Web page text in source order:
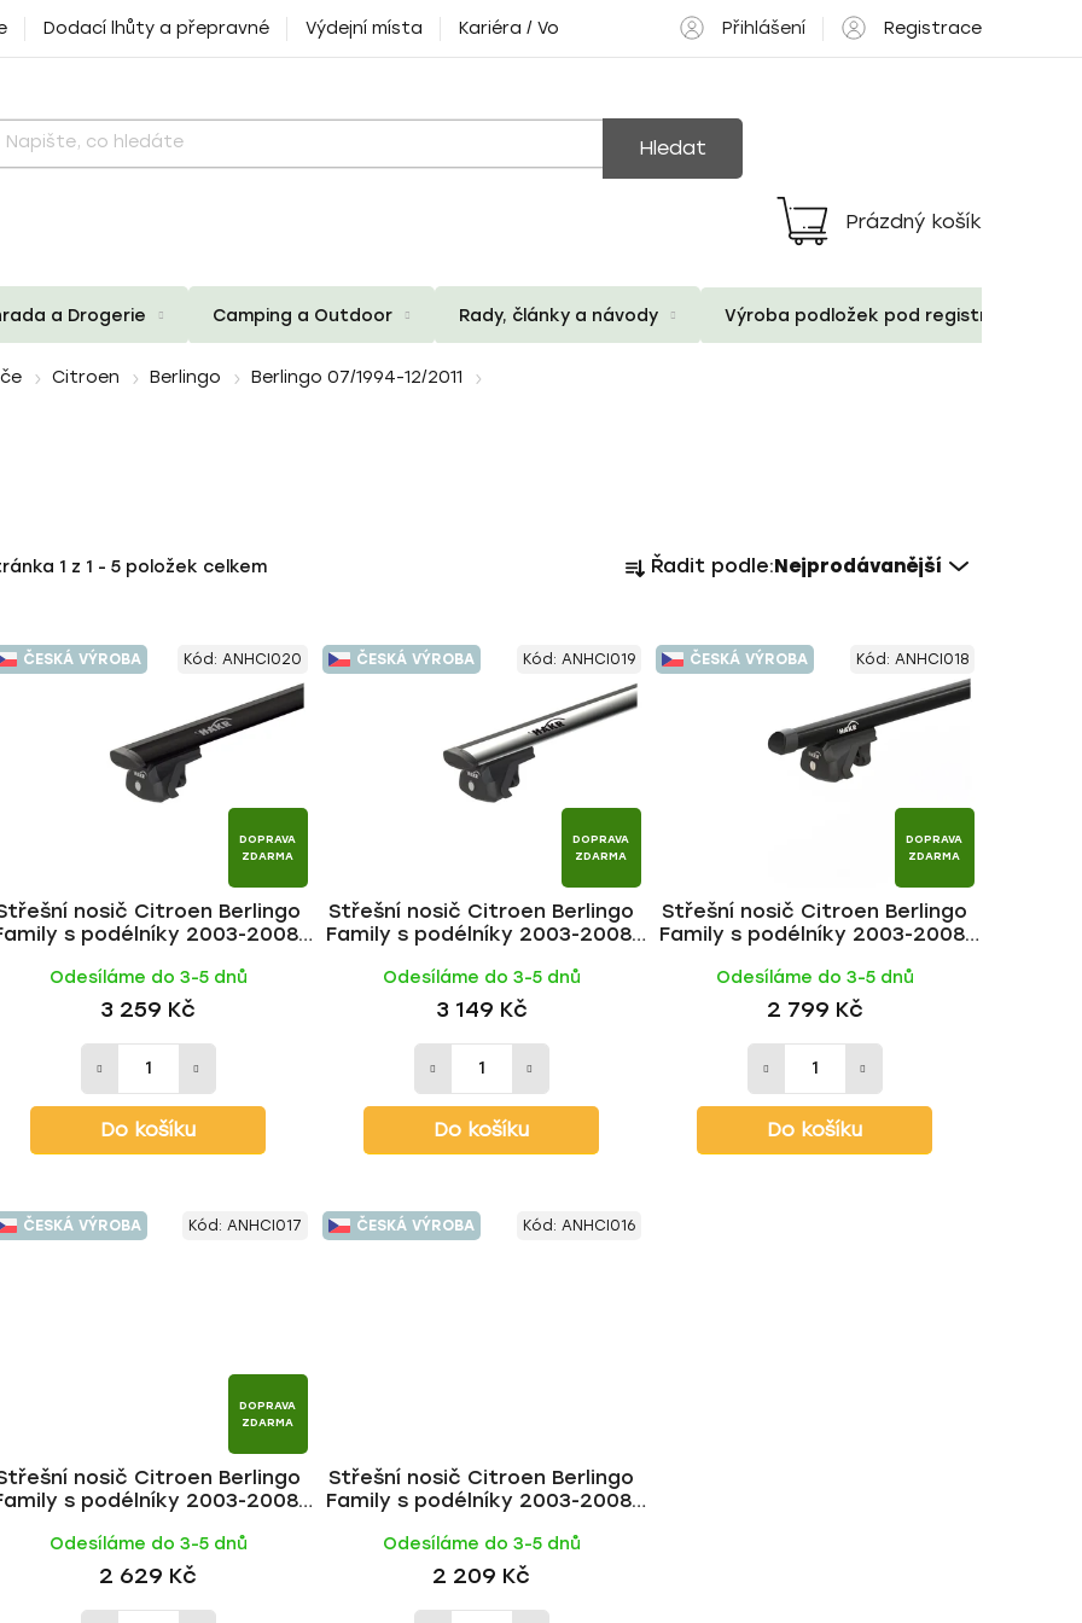
Dodací lhůty a přepravné Výdejní místa Kariéra / Volné pozice Přihlášení Registrace
Hledat
Nákupní
košík
Prázdný košík
a Drogerie Camping a Outdoor Rady, články a návody Výroba podložek pod registrační
Citroen Berlingo
Berlingo 07/1994-12/2011
1 z 1 - 5 položek celkem
a
n
í
o
d
u
k
t
Řadit podle:Nejprodávanější
ČESKÁ VÝROBA
DOPRAVA
ZDARMA
nosič Citroen Berlingo
s podélníky 2003-2008,
Odesíláme do 3-5 dnů
3 259 Kč
Do košíku
Kód: ANHCI020 ČESKÁ VÝROBA
DOPRAVA
ZDARMA
Střešní nosič Citroen Berlingo
Family s podélníky 2003-2008,
Odesíláme do 3-5 dnů
3 149 Kč
Do košíku
Kód: ANHCI019 ČESKÁ VÝROBA
DOPRAVA
ZDARMA
Střešní nosič Citroen Berlingo
Family s podélníky 2003-2008,
Odesíláme do 3-5 dnů
2 799 Kč
Do košíku
Kód: ANHCI018
ČESKÁ VÝROBA
DOPRAVA
ZDARMA
nosič Citroen Berlingo
s podélníky 2003-2008,
Odesíláme do 3-5 dnů
2 629 Kč
Kód: ANHCI017 ČESKÁ VÝROBA
Střešní nosič Citroen Berlingo
Family s podélníky 2003-2008,
Odesíláme do 3-5 dnů
2 209 Kč
Kód: ANHCI016